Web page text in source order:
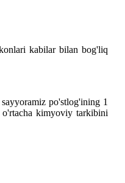
kabilar bilan bog'liq
po'stlog'ining 1
kimyoviy tarkibini